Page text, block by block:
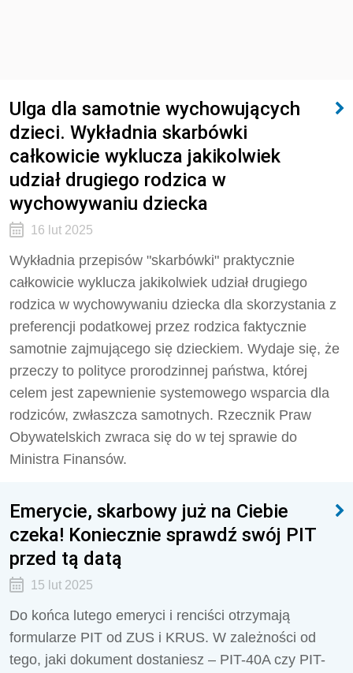
Ulga dla samotnie wychowujących
dzieci. Wykładnia skarbówki
całkowicie wyklucza jakikolwiek
udział drugiego rodzica w
wychowywaniu dziecka
16 lut 2025
Wykładnia przepisów "skarbówki" praktycznie
całkowicie wyklucza jakikolwiek udział drugiego
rodzica w wychowywaniu dziecka dla skorzystania z
preferencji podatkowej przez rodzica faktycznie
samotnie zajmującego się dzieckiem. Wydaje się, że
przeczy to polityce prorodzinnej państwa, której
celem jest zapewnienie systemowego wsparcia dla
rodziców, zwłaszcza samotnych. Rzecznik Praw
Obywatelskich zwraca się do w tej sprawie do
Ministra Finansów.
Emerycie, skarbowy już na Ciebie
czeka! Koniecznie sprawdź swój PIT
przed tą datą
15 lut 2025
Do końca lutego emeryci i renciści otrzymają
formularze PIT od ZUS i KRUS. W zależności od
tego, jaki dokument dostaniesz – PIT-40A czy PIT-